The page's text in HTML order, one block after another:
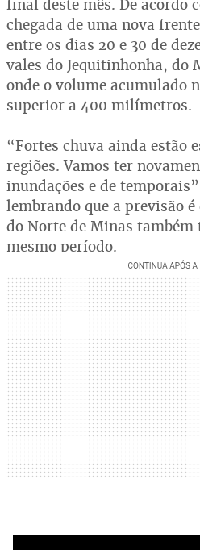
final deste mês. De acordo
chegada de uma nova
entre os dias 20 e 30 de
vales do Jequitinhonha, do
onde o volume acumulado
superior a 400 milímetros.
“Fortes chuva ainda estão
regiões. Vamos ter
inundações e de
lembrando que a previsão
do Norte de Minas
mesmo período.